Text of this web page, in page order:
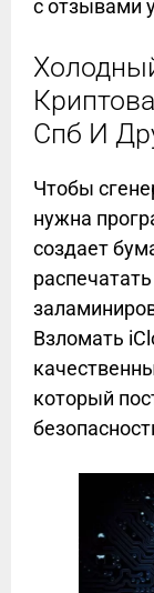
с отзывами
Спб И
Чтобы
нужна
создает
Взломать
который